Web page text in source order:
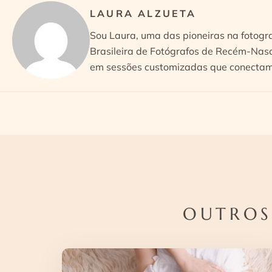
LAURA ALZUETA
Sou Laura, uma das pioneiras na
Brasileira de Fotógrafos de Recém-
em sessões customizadas que